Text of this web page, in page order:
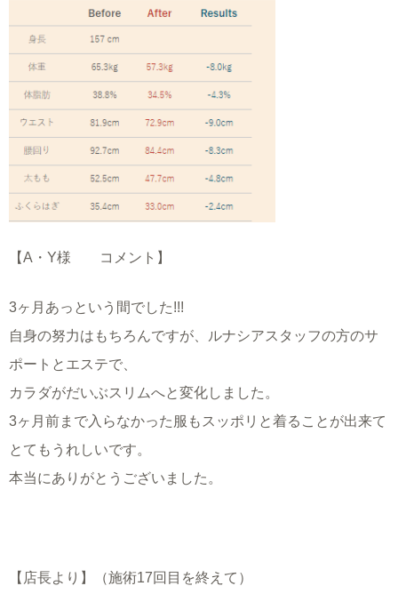
【A・Y様 コメント】
3ヶ月あっという間でした!!!
自身の努力はもちろんですが、ルナシアスタッフの方のサ
ポートとエステで、
カラダがだいぶスリムへと変化しました。
3ヶ月前まで入らなかった服もスッポリと着ることが出来て
とてもうれしいです。
本当にありがとうございました。
【店長より】（施術17回目を終えて）